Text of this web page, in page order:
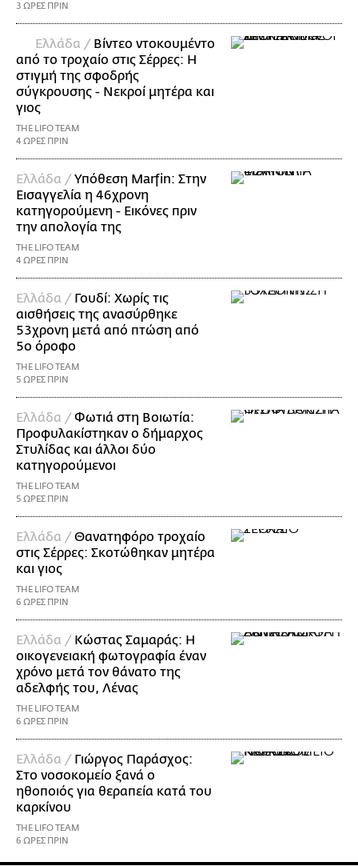
3 ΩΡΕΣ ΠΡΙΝ
Ελλάδα / Βίντεο ντοκουμέντο
από το τροχαίο στις Σέρρες: Η
στιγμή της σφοδρής
σύγκρουσης - Νεκροί μητέρα και
γιος
THE LIFO TEAM
4 ΩΡΕΣ ΠΡΙΝ
Ελλάδα / Υπόθεση Marfin: Στην
Εισαγγελία η 46χρονη
κατηγορούμενη - Εικόνες πριν
την απολογία της
THE LIFO TEAM
4 ΩΡΕΣ ΠΡΙΝ
Ελλάδα / Γουδί: Χωρίς τις
αισθήσεις της ανασύρθηκε
53χρονη μετά από πτώση από
5ο όροφο
THE LIFO TEAM
5 ΩΡΕΣ ΠΡΙΝ
Ελλάδα / Φωτιά στη Βοιωτία:
Προφυλακίστηκαν ο δήμαρχος
Στυλίδας και άλλοι δύο
κατηγορούμενοι
THE LIFO TEAM
5 ΩΡΕΣ ΠΡΙΝ
Ελλάδα / Θανατηφόρο τροχαίο
στις Σέρρες: Σκοτώθηκαν μητέρα
και γιος
THE LIFO TEAM
6 ΩΡΕΣ ΠΡΙΝ
Ελλάδα / Κώστας Σαμαράς: Η
οικογενειακή φωτογραφία έναν
χρόνο μετά τον θάνατο της
αδελφής του, Λένας
THE LIFO TEAM
6 ΩΡΕΣ ΠΡΙΝ
Ελλάδα / Γιώργος Παράσχος:
Στο νοσοκομείο ξανά ο
ηθοποιός για θεραπεία κατά του
καρκίνου
THE LIFO TEAM
6 ΩΡΕΣ ΠΡΙΝ